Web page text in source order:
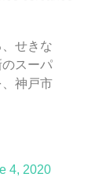
せきな
スーパ
神戸市
4, 2020